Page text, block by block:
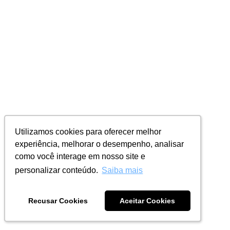
Utilizamos cookies para oferecer melhor
experiência, melhorar o desempenho, analisar
como você interage em nosso site e
personalizar conteúdo. Saiba mais
Recusar Cookies Aceitar Cookies
Utilizamos cookies para oferecer melhor
experiência, melhorar o desempenho, analisar
como você interage em nosso site e
personalizar conteúdo. Saiba mais
Recusar Cookies Aceitar Cookies